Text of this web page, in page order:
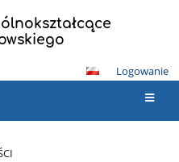
Logowanie